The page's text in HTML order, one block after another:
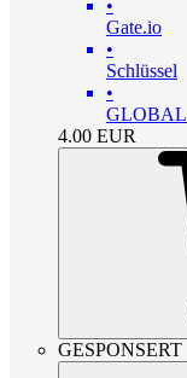
•
Gate.io
•
Schlüssel
•
GLOBAL
4.00 EUR
GESPONSERT